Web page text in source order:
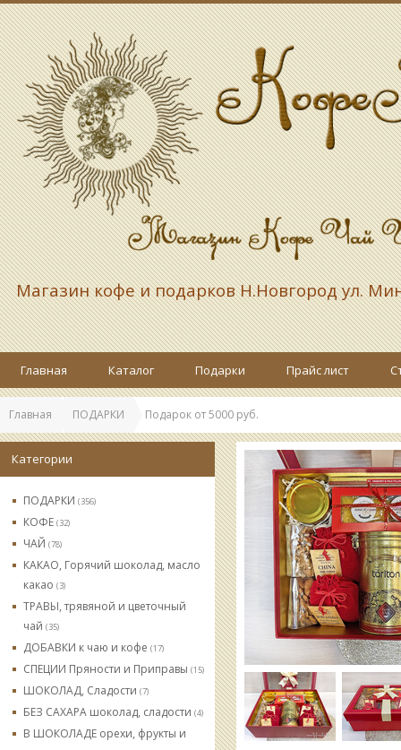
Магазин кофе и подарковН.Новгород ул.
Главная Каталог Подарки Прайс лист
Главная ПОДАРКИ Подарок от 5000 руб.
Категории
ПОДАРКИ (356)
КОФЕ (32)
ЧАЙ (78)
КАКАО, Горячий шоколад, масло
какао (3)
ТРАВЫ, трявяной и цветочный
чай (35)
ДОБАВКИ к чаю и кофе (17)
СПЕЦИИ Пряности и Приправы (15)
ШОКОЛАД, Сладости (7)
БЕЗ САХАРА шоколад, сладости (4)
В ШОКОЛАДЕ орехи, фрукты и